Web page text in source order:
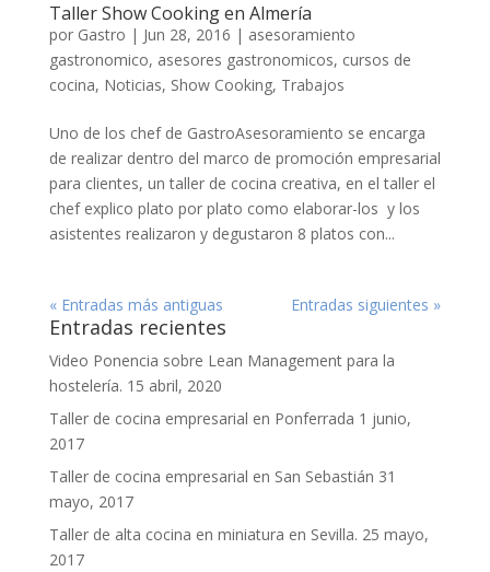
Taller Show Cooking en Almería
por Gastro | Jun 28, 2016 | asesoramiento
gastronomico, asesores gastronomicos, cursos de
cocina, Noticias, Show Cooking, Trabajos
Uno de los chef de GastroAsesoramiento se encarga
de realizar dentro del marco de promoción empresarial
para clientes, un taller de cocina creativa, en el taller el
chef explico plato por plato como elaborar-los y los
asistentes realizaron y degustaron 8 platos con...
« Entradas más antiguas Entradas siguientes »
Entradas recientes
Video Ponencia sobre Lean Management para la
hostelería. 15 abril, 2020
Taller de cocina empresarial en Ponferrada 1 junio,
2017
Taller de cocina empresarial en San Sebastián 31
mayo, 2017
Taller de alta cocina en miniatura en Sevilla. 25 mayo,
2017